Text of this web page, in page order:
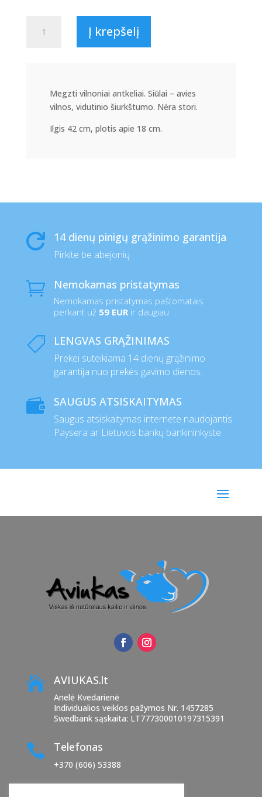
kiekis:
Į krepšelį
Megzti vilnoniai antkeliai. Siūlai – avies
vilnos, vidutinio šiurkštumo. Nėra stori.
Ilgis 42 cm, plotis apie 18 cm.
 14 dienų pinigų grąžinimo garantija
Pirkite be abejonių
 Nemokamas pristatymas
Nemokamas pristatymas paštomatais
perkant už 59 EURir daugiau
 LENGVAS GRĄŽINIMAS
Prekei suteikiama 14 dienų grąžinimo
garantija nuo prekės gavimo dienos.
 SAUGUS ATSISKAITYMAS
Saugus atsiskaitymas internete naudojantis
Paysera ar Lietuvos bankų bankininkyste.
 AVIUKAS.lt
Anelė Kvedarienė
Individualios veiklos pažymos Nr. 1457285
Swedbank sąskaita: LT777300010197315391
 Telefonas
+370 (606) 53388